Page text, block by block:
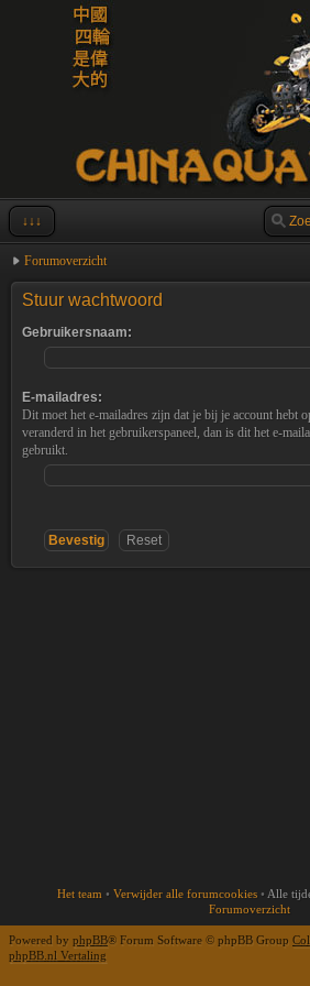
↓↓↓
Forumoverzicht
Stuur wachtwoord
Gebruikersnaam:
E-mailadres:
Dit moet het e-mailadres zijn dat je bij je account hebt
veranderd in het gebruikerspaneel, dan is dit het e-
gebruikt.
Het team • Verwijder alle forumcookies • Alle
Forumoverzicht
Powered by phpBB® Forum Software © phpBB Group
phpBB.nl Vertaling